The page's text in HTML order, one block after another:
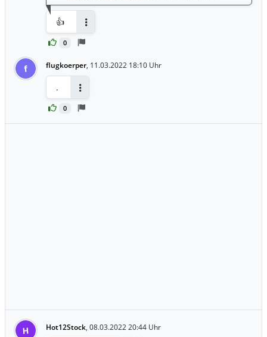
0
👍
f flugkoerper, 11.03.2022 18:10 Uhr
0
.
H Hot12Stock, 08.03.2022 20:44 Uhr